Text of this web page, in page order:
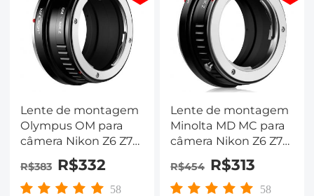
Lente de montagem
Olympus OM para
câmera Nikon Z6 Z7
K&F Concept
Adaptador de
montagem de lente
R$383 R$332
58
Lente de montagem
Minolta MD MC para
câmera Nikon Z6 Z7
K&F Concept
Adaptador de
montagem de lente
R$454 R$313
58